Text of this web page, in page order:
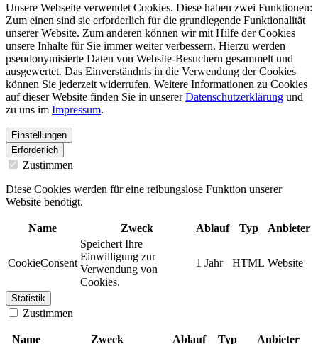
Unsere Webseite verwendet Cookies. Diese haben zwei Funktionen:
Zum einen sind sie erforderlich für die grundlegende Funktionalität
unserer Website. Zum anderen können wir mit Hilfe der Cookies
unsere Inhalte für Sie immer weiter verbessern. Hierzu werden
pseudonymisierte Daten von Website-Besuchern gesammelt und
ausgewertet. Das Einverständnis in die Verwendung der Cookies
können Sie jederzeit widerrufen. Weitere Informationen zu Cookies
auf dieser Website finden Sie in unsererDatenschutzerklärung und
zu uns im Impressum.
Einstellungen
Erforderlich
Zustimmen
Diese Cookies werden für eine reibungslose Funktion unserer
Website benötigt.
Name Zweck Ablauf Typ Anbieter
CookieConsent
Speichert Ihre
Einwilligung zur
Verwendung von
Cookies.
1 Jahr HTML Website
Statistik
Zustimmen
Name Zweck Ablauf Typ Anbieter